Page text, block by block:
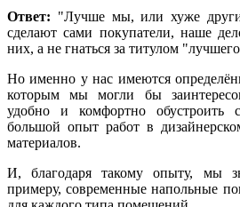
Ответ: "Лучше мы, или хуже
сделают сами покупатели, наше
них, а не гнаться за титулом
Но именно у нас имеются
которым мы могли бы
удобно и комфортно
большой опыт работ в
материалов.
И, благодаря такому опыту, мы
примеру, современные напольные